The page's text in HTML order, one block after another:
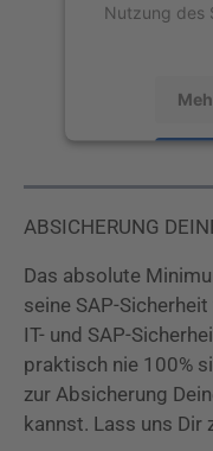
Nutzung des
ABSICHERUNG
Das absolute
seine SAP-
IT- und SAP-
praktisch nie 100%
zur Absicherung
kannst. Lass uns Dir